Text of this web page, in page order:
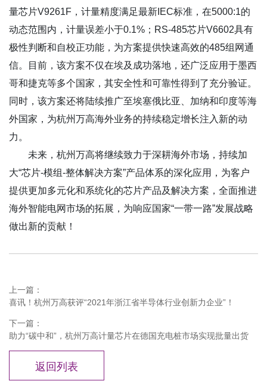
量芯片V9261F，计量精度满足最新IEC标准，在5000:1的
动态范围内，计量误差小于0.1%；RS-485芯片V6602具有
极性判断和自校正功能，为方案提供快速高效的485组网通
信。目前，该方案不仅在埃及成功落地，还广泛应用于墨西
哥和捷克等多个国家，其安全性和可靠性得到了充分验证。
同时，该方案还将陆续推广至埃塞俄比亚、加纳和印度等海
外国家，为杭州万高海外业务的持续稳定增长注入新的动
力。
未来，杭州万高将继续致力于深耕海外市场，持续加
大“芯片-模组-整体解决方案”产品体系的深化应用，为客户
提供更加多元化和系统化的芯片产品及解决方案，全面推进
海外智能电网市场的拓展，为响应国家“一带一路”发展战略
做出新的贡献！
上一篇：
喜讯！杭州万高获评“2021年浙江省半导体行业创新力企业”！
下一篇：
助力“碳中和”，杭州万高计量芯片在德国充电桩市场实现批量出货